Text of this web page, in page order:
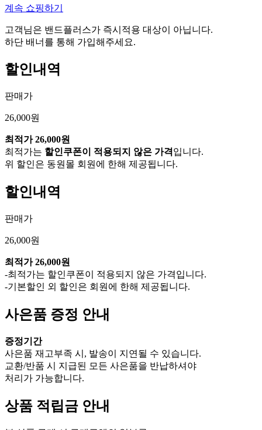
계속 쇼핑하기
고객님은 밴드플러스가 즉시적용 대상이 아닙니다.
하단 배너를 통해 가입해주세요.
할인내역
판매가
26,000원
최적가 26,000원
최적가는 할인쿠폰이 적용되지 않은 가격입니다.
위 할인은 동원몰 회원에 한해 제공됩니다.
할인내역
판매가
26,000원
최적가 26,000원
-최적가는 할인쿠폰이 적용되지 않은 가격입니다.
-기본할인 외 할인은 회원에 한해 제공됩니다.
사은품 증정 안내
증정기간
사은품 재고부족 시, 발송이 지연될 수 있습니다.
교환/반품 시 지급된 모든 사은품을 반납하셔야
처리가 가능합니다.
상품 적립금 안내